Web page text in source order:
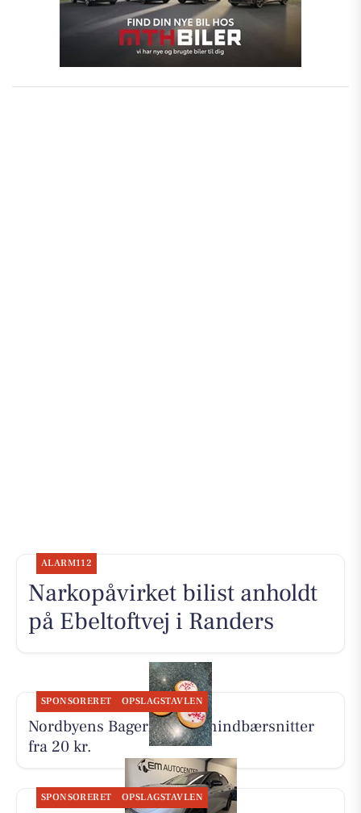
ALARM112
Narkopåvirket bilist anholdt
på Ebeltoftvej i Randers
SPONSORERET OPSLAGSTAVLEN
Nordbyens Bageri sælger hindbærsnitter
fra 20 kr.
SPONSORERET OPSLAGSTAVLEN